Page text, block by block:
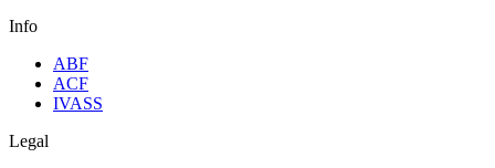
Info
ABF
ACF
IVASS
Legal